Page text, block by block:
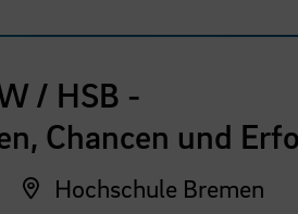
/ HSB -
Chancen und
Hochschule Bremen